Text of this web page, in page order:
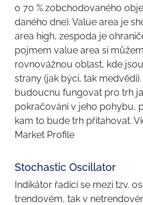
o 70 % zobchodovaného
daného dne). Value area je
area high, zespoda je
pojmem value area si
rovnovážnou oblast, kde
strany (jak býci, tak
budoucnu fungovat pro trh
pokračování v jeho pohybu,
kam to bude trh přitahovat.
Market Profile
Stochastic Oscillator
Indikátor řadící se mezi tzv.
trendovém, tak v